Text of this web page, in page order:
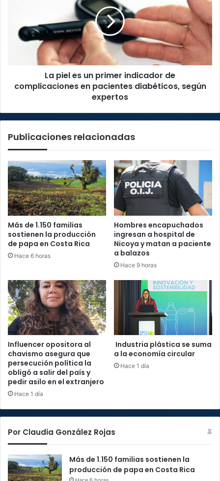
indicador
complicaciones
diabéticos,
La piel es un primer indicador de
complicaciones en pacientes diabéticos, según
expertos
Publicaciones relacionadas
Más de 1.150 familias
sostienen la producción
de papa en Costa Rica
Hace 6 horas
Hombres encapuchados
ingresan a hospital de
Nicoya y matan a paciente
a balazos
Hace 9 horas
Influencer opositora al
chavismo asegura que
persecución política la
obligó a salir del país y
pedir asilo en el extranjero
Hace 1 día
Industria plástica se suma
a la economía circular
Hace 1 día
Por Claudia González Rojas
Más de 1.150 familias sostienen la
producción de papa en Costa Rica